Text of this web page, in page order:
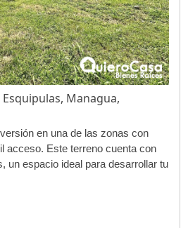
Managua,
en una de las zonas con
acceso. Este terreno cuenta con
un espacio ideal para desarrollar tu